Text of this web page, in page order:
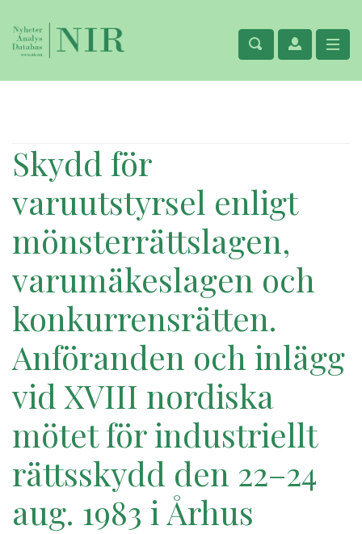
Skydd för
varuutstyrsel enligt
mönsterrättslagen,
varumäkeslagen och
konkurrensrätten.
Anföranden och inlägg
vid XVIII nordiska
mötet för industriellt
rättsskydd den 22–24
aug. 1983 i Århus